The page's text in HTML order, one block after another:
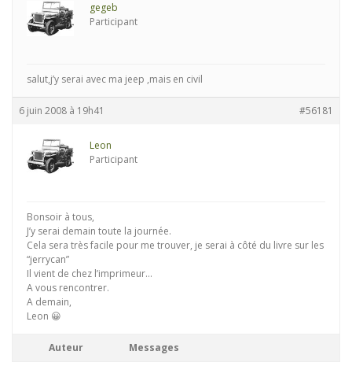
gegeb
Participant
salut,j’y serai avec ma jeep ,mais en civil
6 juin 2008 à 19h41 #56181
Leon
Participant
Bonsoir à tous,
J’y serai demain toute la journée.
Cela sera très facile pour me trouver, je serai à côté du livre sur les
“jerrycan”
Il vient de chez l’imprimeur…
A vous rencontrer.
A demain,
Leon 😀
Auteur Messages